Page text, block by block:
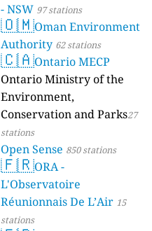
- NSW 97 stations
🇴🇲Oman Environment
Authority 62 stations
🇨🇦Ontario MECP
Ontario Ministry of the
Environment,
Conservation and Parks27
stations
Open Sense 850 stations
🇫🇷ORA -
L'Observatoire
Réunionnais De L’Air 15
stations